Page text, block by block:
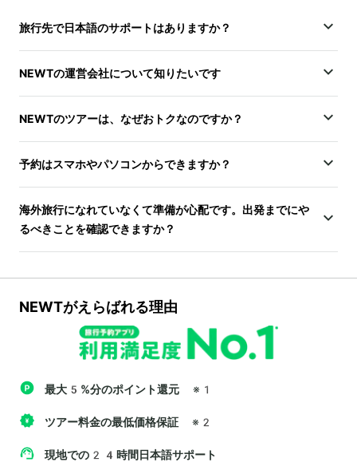
旅行先で日本語のサポートはありますか？
NEWTの運営会社について知りたいです
NEWTのツアーは、なぜおトクなのですか？
予約はスマホやパソコンからできますか？
海外旅行になれていなくて準備が心配です。出発までにや
るべきことを確認できますか？
NEWTがえらばれる理由
最大5%分のポイント還元 ※1
ツアー料金の最低価格保証 ※2
現地での24時間日本語サポート